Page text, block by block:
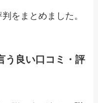
をまとめました。
う良い口コミ・評